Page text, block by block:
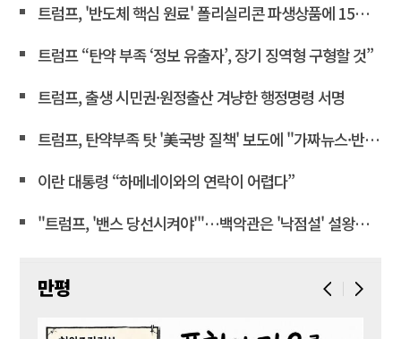
트럼프, '반도체 핵심 원료' 폴리실리콘 파생상품에 15% 관세
트럼프 “탄약 부족 ‘정보 유출자’, 장기 징역형 구형할 것”
트럼프, 출생 시민권·원정출산 겨냥한 행정명령 서명
트럼프, 탄약부족 탓 '美국방 질책' 보도에 "가짜뉴스·반역"
이란 대통령 “하메네이와의 연락이 어렵다”
"트럼프, '밴스 당선시켜야'"…백악관은 '낙점설' 설왕설래
만평